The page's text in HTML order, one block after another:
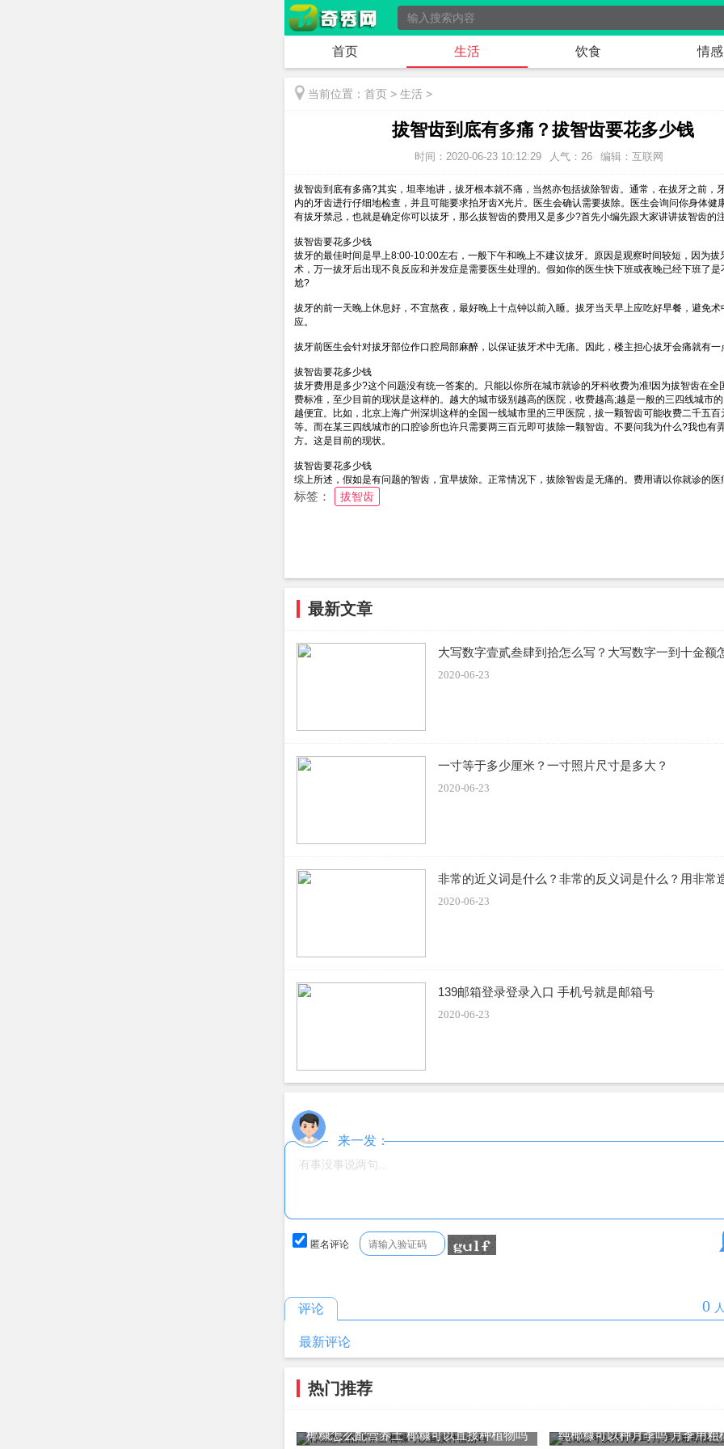
首页 生活 饮食 情感
当前位置： 首页 > 生活 >
拔智齿到底有多痛？拔智齿要花多少钱
时间：2020-06-23 10:12:29 人气：26 编辑：互联网
拔智齿到底有多痛?其实，坦率地讲，拔牙根本就不痛，当然亦包括拔除智齿。通常，在拔牙之前，
内的牙齿进行仔细地检查，并且可能要求拍牙齿X光片。医生会确认需要拔除。医生会询问你身体健
有拔牙禁忌，也就是确定你可以拔牙，那么拔智齿的费用又是多少?首先小编先跟大家讲讲拔智齿的
拔智齿要花多少钱
拔牙的最佳时间是早上8:00-10:00左右，一般下午和晚上不建议拔牙。原因是观察时间较短，因为拔
术，万一拔牙后出现不良反应和并发症是需要医生处理的。假如你的医生快下班或夜晚已经下班了是
尬?
拔牙的前一天晚上休息好，不宜熬夜，最好晚上十点钟以前入睡。拔牙当天早上应吃好早餐，避免术
应。
拔牙前医生会针对拔牙部位作口腔局部麻醉，以保证拔牙术中无痛。因此，楼主担心拔牙会痛就有一
拔智齿要花多少钱
拔牙费用是多少?这个问题没有统一答案的。只能以你所在城市就诊的牙科收费为准!因为拔智齿在全
费标准，至少目前的现状是这样的。越大的城市级别越高的医院，收费越高;越是一般的三四线城市
越便宜。比如，北京上海广州深圳这样的全国一线城市里的三甲医院，拔一颗智齿可能收费二千五百
等。而在某三四线城市的口腔诊所也许只需要两三百元即可拔除一颗智齿。不要问我为什么?我也有
方。这是目前的现状。
拔智齿要花多少钱
综上所述，假如是有问题的智齿，宜早拔除。正常情况下，拔除智齿是无痛的。费用请以你就诊的医
标签： 拔智齿
最新文章
大写数字壹贰叁肆到拾怎么写？大写数字一到十金额
2020-06-23
一寸等于多少厘米？一寸照片尺寸是多大？
2020-06-23
非常的近义词是什么？非常的反义词是什么？用非常
2020-06-23
139邮箱登录登录入口 手机号就是邮箱号
2020-06-23
来一发：
匿名评论
评论 0
最新评论
热门推荐
椰糠怎么配营养土 椰糠可以直接种植物吗 纯椰糠可以种月季吗 月季用粗